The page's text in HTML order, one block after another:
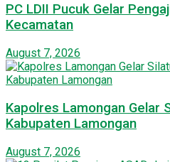
PC LDII Pucuk Gelar
Kecamatan
August 7, 2026
Kapolres Lamongan Gelar
Kabupaten Lamongan
August 7, 2026